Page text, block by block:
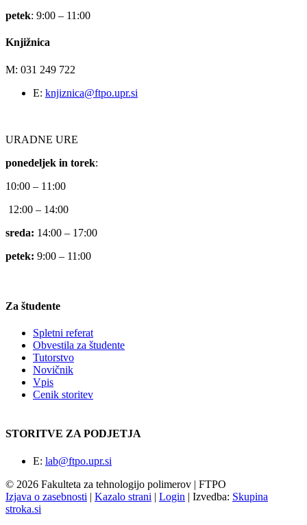
petek: 9:00 – 11:00
Knjižnica
M: 031 249 722
E: knjiznica@ftpo.upr.si
URADNE URE
ponedeljek in torek:
10:00 – 11:00
12:00 – 14:00
sreda: 14:00 – 17:00
petek: 9:00 – 11:00
Za študente
Spletni referat
Obvestila za študente
Tutorstvo
Novičnik
Vpis
Cenik storitev
STORITVE ZA PODJETJA
E: lab@ftpo.upr.si
© 2026 Fakulteta za tehnologijo polimerov | FTPO
Izjava o zasebnosti | Kazalo strani | Login | Izvedba: Skupina
stroka.si